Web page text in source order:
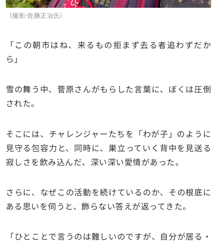
（撮影:佐藤正治氏）
「この朝市はね、来るもの拒まず去る者追わずだか
ら」
雪の舞う中、菅原さんがもらした言葉に、ぼくは圧倒
された。
そこには、チャレンジャーたちを「わが子」のように
見守る包容力と、同時に、巣立っていく背中を見送る
寂しさを飲み込んだ、深い深い愛情があった。
さらに、なぜこの活動を続けているのか、その根底に
ある思いを伺うと、飾らない答えが返ってきた。
「ひとことで言うのは難しいのですが、自分が居る・